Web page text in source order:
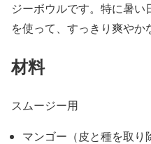
ジーボウルです。特に暑
を使って、すっきり爽やか
材料
スムージー用
マンゴー（皮と種を取